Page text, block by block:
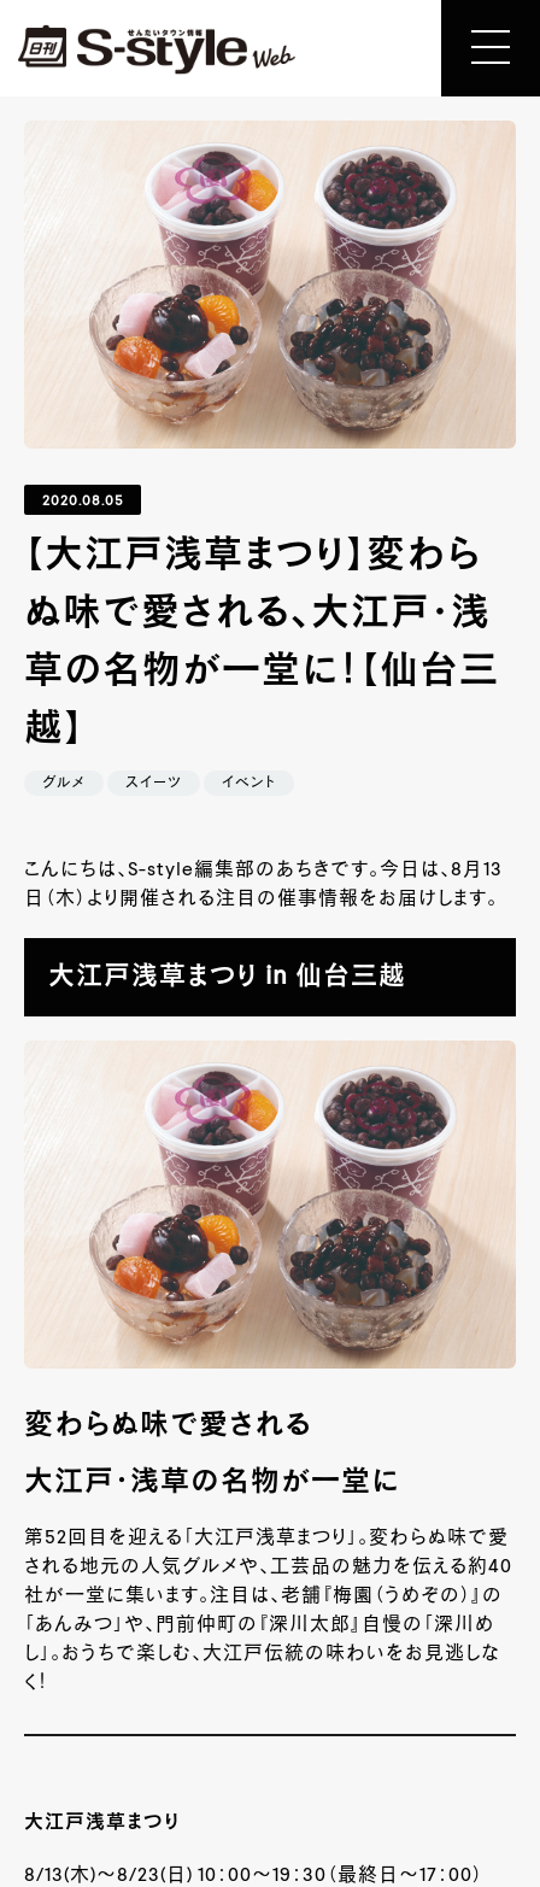
2020.08.05
【大江戸浅草まつり】変わら
ぬ味で愛される、大江戸・浅
草の名物が一堂に！【仙台三
越】
グルメ スイーツ イベント
こんにちは、S-style編集部のあちきです。今日は、8月13
日（木）より開催される注目の催事情報をお届けします。
大江戸浅草まつり in 仙台三越
変わらぬ味で愛される
大江戸・浅草の名物が一堂に
第52 回目を迎える「大江戸浅草まつり」。変わらぬ味で愛
される地元の人気グルメや、工芸品の魅力を伝える約40
社が一堂に集います。注目は、老舗『梅園（うめぞの）』の
「あんみつ」や、門前仲町の『深川太郎』自慢の「深川め
し」。おうちで楽しむ、大江戸伝統の味わいをお見逃しな
く！
大江戸浅草まつり
8/13(木)～8/23( 日 ) 10 ： 00～19 ： 30 （最終日～17 ： 00）